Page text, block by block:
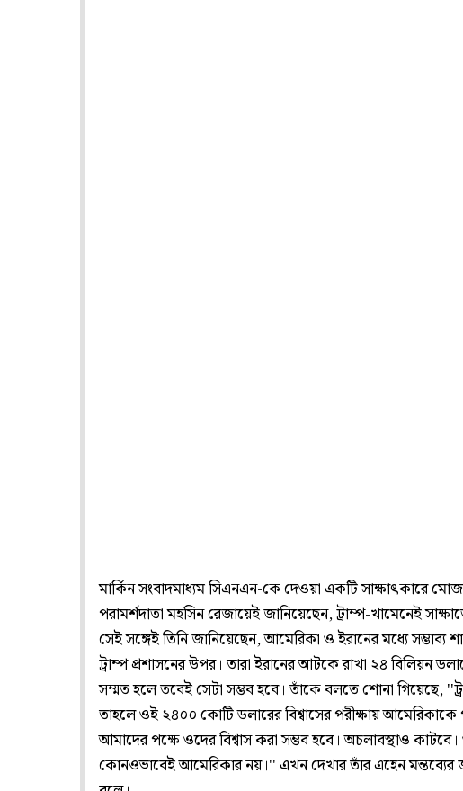
মার্কিন সংবাদমাধ্যম সিএনএন-কে দেওয়া একটি সাক্ষাৎকারে
পরামর্শদাতা মহসিন রেজায়েই জানিয়েছেন, ট্রাম্প-খামেনেই
সেই সঙ্গেই তিনি জানিয়েছেন, আমেরিকা ও ইরানের মধ্যে সম্ভাব্য
ট্রাম্প প্রশাসনের উপর। তারা ইরানের আটকে রাখা ২৪ বিলিয়ন
সম্মত হলে তবেই সেটা সম্ভব হবে। তাঁকে বলতে শোনা গিয়েছে,
তাহলে ওই ২৪০০ কোটি ডলারের বিশ্বাসের পরীক্ষায়
আমাদের পক্ষে ওদের বিশ্বাস করা সম্ভব হবে। অচলাবস্থাও
কোনওভাবেই আমেরিকার নয়।'' এখন দেখার তাঁর এহেন মন্তব্যের